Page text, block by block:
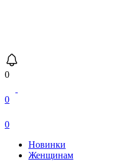
0
0
0
Новинки
Женщинам